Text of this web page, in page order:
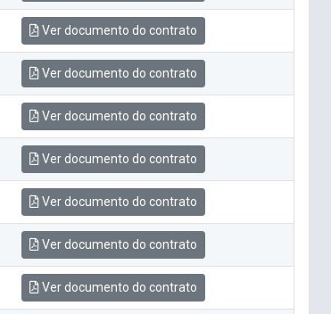
Ver documento do contrato
Ver documento do contrato
Ver documento do contrato
Ver documento do contrato
Ver documento do contrato
Ver documento do contrato
Ver documento do contrato